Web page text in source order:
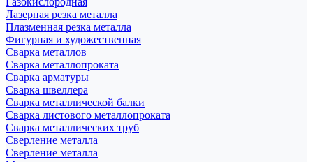
Лазерная резка металла
Плазменная резка металла
Фигурная и художественная
Сварка металлов
Сварка металлопроката
Сварка арматуры
Сварка швеллера
Сварка металлической балки
Сварка листового металлопроката
Сварка металлических труб
Сверление металла
Сверление металла